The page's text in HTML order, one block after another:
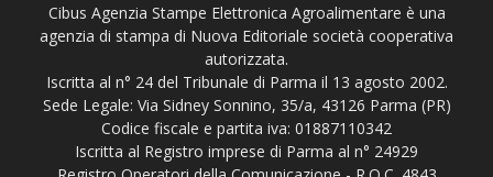
Cibus Agenzia Stampe Elettronica Agroalimentare è una
agenzia di stampa di Nuova Editoriale società cooperativa
autorizzata.
Iscritta al n° 24 del Tribunale di Parma il 13 agosto 2002.
Sede Legale: Via Sidney Sonnino, 35/a, 43126 Parma (PR)
Codice fiscale e partita iva: 01887110342
Iscritta al Registro imprese di Parma al n° 24929